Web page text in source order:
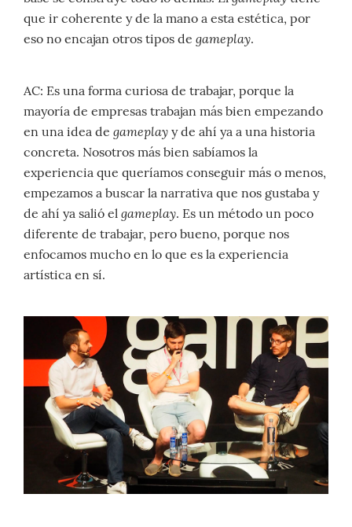
que ir coherente y de la mano a esta estética, por
eso no encajan otros tipos de gameplay.
AC: Es una forma curiosa de trabajar, porque la
mayoría de empresas trabajan más bien empezando
en una idea de gameplay y de ahí ya a una historia
concreta. Nosotros más bien sabíamos la
experiencia que queríamos conseguir más o menos,
empezamos a buscar la narrativa que nos gustaba y
de ahí ya salió el gameplay. Es un método un poco
diferente de trabajar, pero bueno, porque nos
enfocamos mucho en lo que es la experiencia
artística en sí.